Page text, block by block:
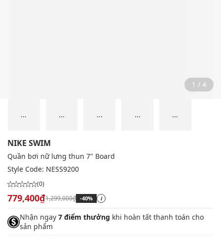
2 / 4
... ... ... ... ...
NIKE SWIM
Quần bơi nữ lưng thun 7" Board
Style Code: NESS9200
(0)
779,400₫1,299,000₫ -40% i
Nhận ngay 7 điểm thưởng khi hoàn tất thanh toán cho
sản phẩm